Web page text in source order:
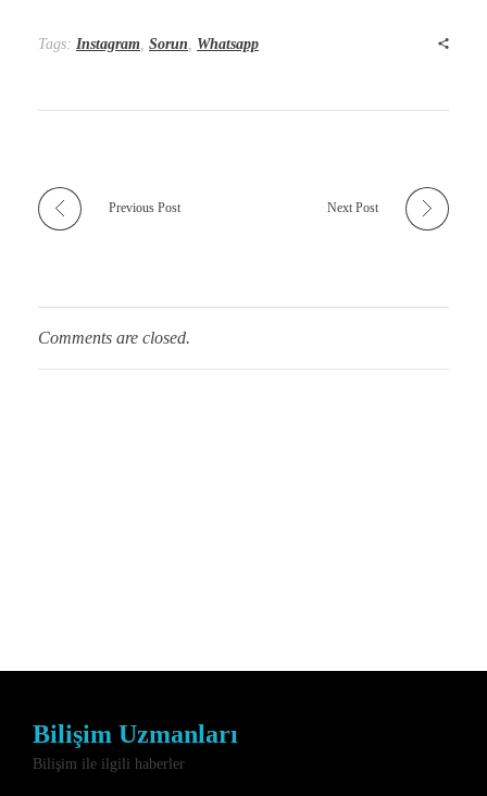
Tags: Instagram, Sorun, Whatsapp
Previous Post Next Post
Comments are closed.
Bilişim Uzmanları
Bilişim ile ilgili haberler